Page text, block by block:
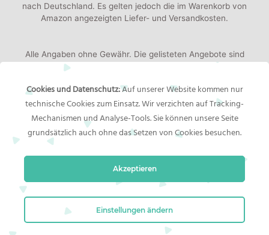
nach Deutschland. Es gelten jedoch die im Warenkorb von
Amazon angezeigten Liefer- und Versandkosten.
Alle Angaben ohne Gewähr. Die gelisteten Angebote sind
keine verbindlichen Werbeaussagen der Anbieter!
jeweiligen Händler oder Hersteller bereitgestellt. Das
gelieferte Produkt kann von den Bildern abweichen.
Impressum
Datenschutzerklärung
Cookies und Datenschutz:Auf unserer Website kommen nur
technische Cookies zum Einsatz. Wir verzichten auf Tracking-
Mechanismen und Analyse-Tools. Sie können unsere Seite
grundsätzlich auch ohne das Setzen von Cookies besuchen.
Akzeptieren
Einstellungen ändern